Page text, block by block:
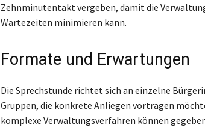
Zehnminutentakt vergeben, damit die
Wartezeiten minimieren kann.
Formate und Erwartungen
Die Sprechstunde richtet sich an einzelne
Gruppen, die konkrete Anliegen vortragen
komplexe Verwaltungsverfahren können